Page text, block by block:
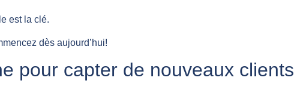
est la clé.
dès aujourd’hui!
pour capter de nouveaux clients